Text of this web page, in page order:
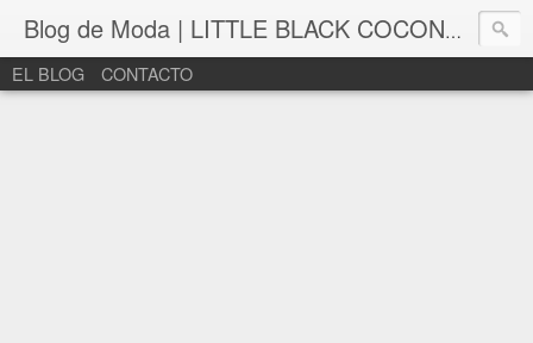
Blog de Moda | LITTLE BLACK COCONUT | Bloguera de moda en León
EL BLOG CONTACTO